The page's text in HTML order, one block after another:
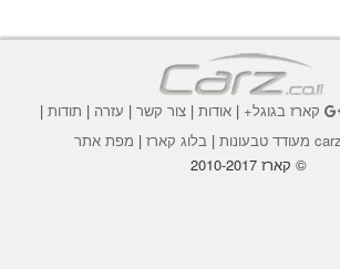
קארז בגוגל+|אודות |צור קשר | עזרה | תודות |
carz מעודד טבעונות | בלוג קארז | מפת אתר
© קארז 2010-2017